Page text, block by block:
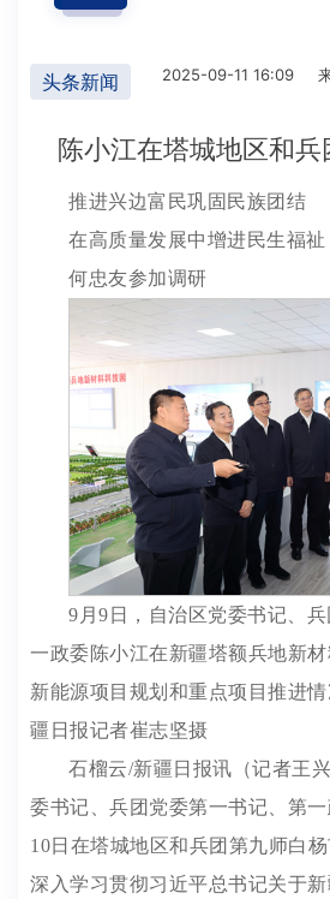
头条新闻 2025-09-11 16:09
陈小江在塔城地区和
推进兴边富民巩固民族团结
在高质量发展中增进民生福祉
何忠友参加调研
9月9日，自治区党委书记、
一政委陈小江在新疆塔额兵地新
新能源项目规划和重点项目推进
疆日报记者崔志坚摄
石榴云/新疆日报讯（记者王
委书记、兵团党委第一书记、第
10日在塔城地区和兵团第九师白
深入学习贯彻习近平总书记关于